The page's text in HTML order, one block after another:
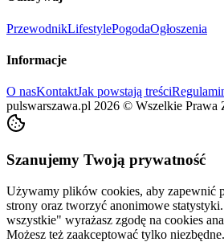
PrzewodnikLifestylePogodaOgłoszenia
Informacje
O nasKontaktJak powstają treści
pulswarszawa.pl 2026 © Wszelkie Prawa
Szanujemy Twoją prywatność
Używamy plików cookies, aby zapewnić
strony oraz tworzyć anonimowe
wszystkie" wyrażasz zgodę na cookies
Możesz też zaakceptować tylko niezbędne.